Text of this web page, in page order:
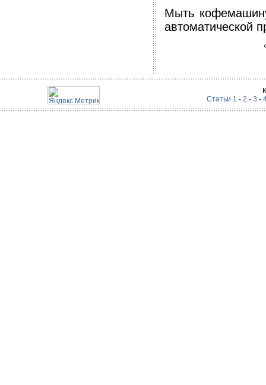
Мыть
автоматической
Статьи 1 - 2 - 3 -